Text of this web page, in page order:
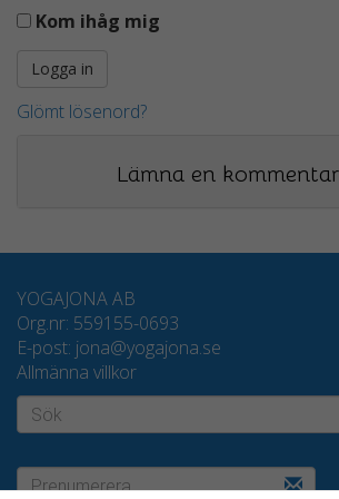
Kom ihåg mig
Glömt lösenord?
Lämna en kommentar
YOGAJONA AB
Org.nr: 559155-0693
E-post: jona@yogajona.se
Allmänna villkor
Sök
Prenumerera
Dessa
går